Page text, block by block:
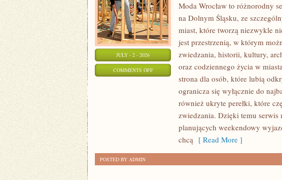
JULY - 2 - 2026
COMMENTS OFFON
ZGORZELEC
Moda Wrocław to różnorodny
na Dolnym Śląsku, ze
miast, które tworzą niezwykle
jest przestrzenią, w którym
zwiedzania, historii, kultury,
oraz codziennego życia w
strona dla osób, które lubią
ogranicza się wyłącznie do
również ukryte perełki, które
zwiedzania. Dzięki temu
planujących weekendowy
chcą [ Read More ]
POSTED BY ADMIN